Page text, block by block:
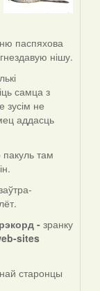
паспяхова
нішу.
самца з
зусім не
аддасць
там
- зранку
sites
старонцы